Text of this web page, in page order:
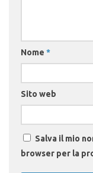
Nome *
Sito web
Salva il mio
browser per la